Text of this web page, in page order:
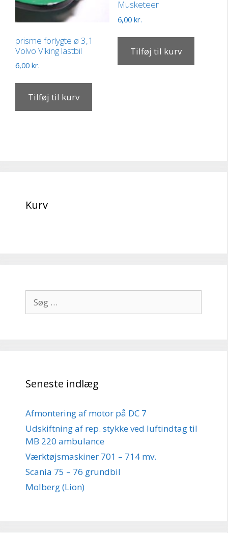
prisme forlygte ø 3,1
Volvo Viking lastbil
6,00 kr.
Tilføj til kurv
Musketeer
6,00 kr.
Tilføj til kurv
Kurv
efter:
Seneste indlæg
Afmontering af motor på DC 7
Udskiftning af rep. stykke ved luftindtag til
MB 220 ambulance
Værktøjsmaskiner 701 – 714 mv.
Scania 75 – 76 grundbil
Molberg (Lion)